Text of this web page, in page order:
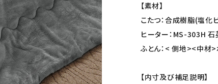
【素材】
こたつ：合成樹脂(塩化
ヒーター：MS-303H
ふとん：< 側地><中材
【内寸及び補足説明】